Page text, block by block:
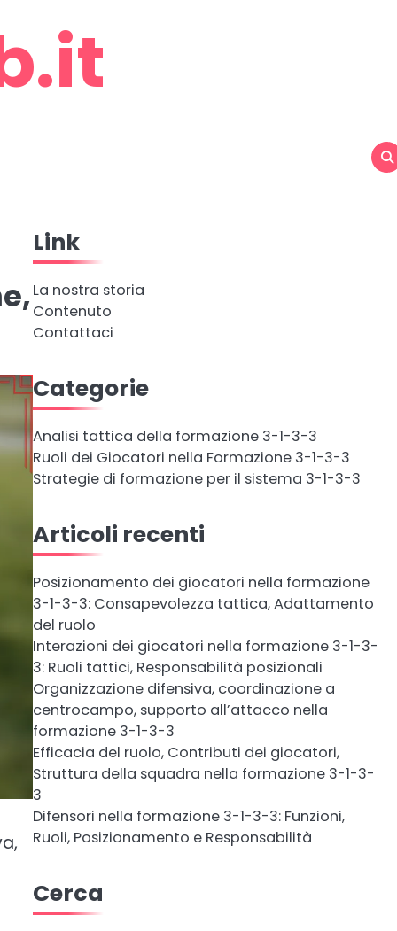
Link
La nostra storia
Contenuto
Contattaci
Categorie
Analisi tattica della formazione 3-1-3-3
Ruoli dei Giocatori nella Formazione 3-1-3-3
Strategie di formazione per il sistema 3-1-3-3
Articoli recenti
Posizionamento dei giocatori nella formazione
3-1-3-3: Consapevolezza tattica, Adattamento
del ruolo
Interazioni dei giocatori nella formazione 3-1-3-
3: Ruoli tattici, Responsabilità posizionali
Organizzazione difensiva, coordinazione a
centrocampo, supporto all’attacco nella
formazione 3-1-3-3
Efficacia del ruolo, Contributi dei giocatori,
Struttura della squadra nella formazione 3-1-3-
3
Difensori nella formazione 3-1-3-3: Funzioni,
Ruoli, Posizionamento e Responsabilità
Cerca